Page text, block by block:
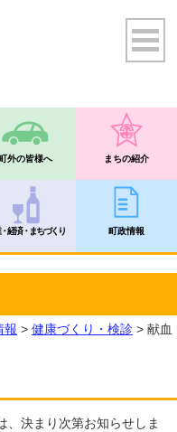
外の皆様へ まちの紹介
経済・まちづくり 町政情報
報 > 健康づくり・検診 > 献血
、決まり次第お知らせしま